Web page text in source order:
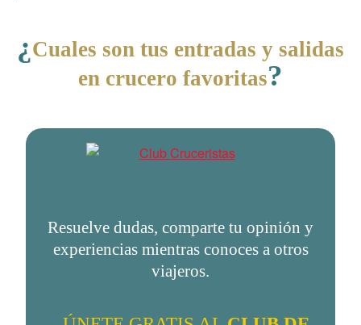
¿ Cuales son tus entradas y salidas
en crucero favoritas?
Resuelve dudas, comparte tu opinión y
experiencias mientras conoces a otros
viajeros.